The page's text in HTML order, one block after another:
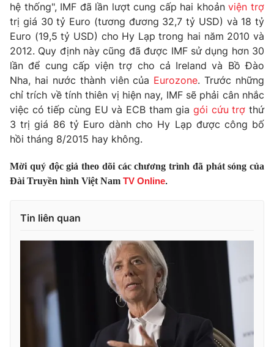
Tư vấn
Chuyên mục khác
Emagazine Podcast
Photo Infographic
Video Shorts video
VTV Money VTV Thể thao
Vươn mình bằng AI
VTV8
Liên hệ tòa soạn English
hệ thống", IMF đã lần lượt cung cấp hai khoảnviện trợ
trị giá 30 tỷ Euro (tương đương 32,7 tỷ USD) và 18 tỷ
Euro (19,5 tỷ USD) cho Hy Lạp trong hai năm 2010 và
2012. Quy định này cũng đã được IMF sử dụng hơn 30
lần để cung cấp viện trợ cho cả Ireland và Bồ Đào
Nha, hai nước thành viên của Eurozone. Trước những
chỉ trích về tính thiên vị hiện nay, IMF sẽ phải cân nhắc
việc có tiếp cùng EU và ECB tham gia gói cứu trợ thứ
3 trị giá 86 tỷ Euro dành cho Hy Lạp được công bố
hồi tháng 8/2015 hay không.
Mời quý độc giả theo dõi các chương trình đã phát sóng của
Đài Truyền hình Việt Nam TV Online.
Tin liên quan